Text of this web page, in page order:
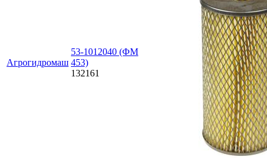
Агрогидромаш
53-1012040 (ФМ
453)
132161